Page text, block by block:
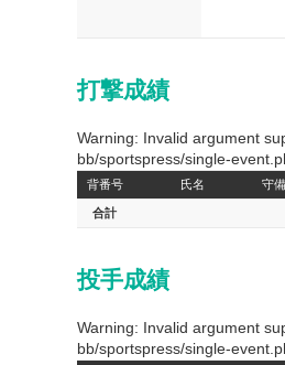
打撃成績
Warning: Invalid argument
bb/sportspress/single-
背番号 氏名 守備
合計
投手成績
Warning: Invalid argument
bb/sportspress/single-